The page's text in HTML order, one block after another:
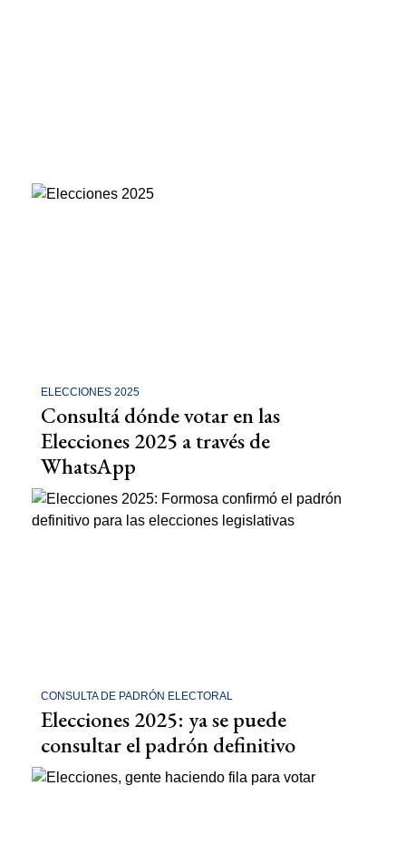
ELECCIONES 2025
Consultá dónde votar en las
Elecciones 2025 a través de
WhatsApp
CONSULTA DE PADRÓN ELECTORAL
Elecciones 2025: ya se puede
consultar el padrón definitivo